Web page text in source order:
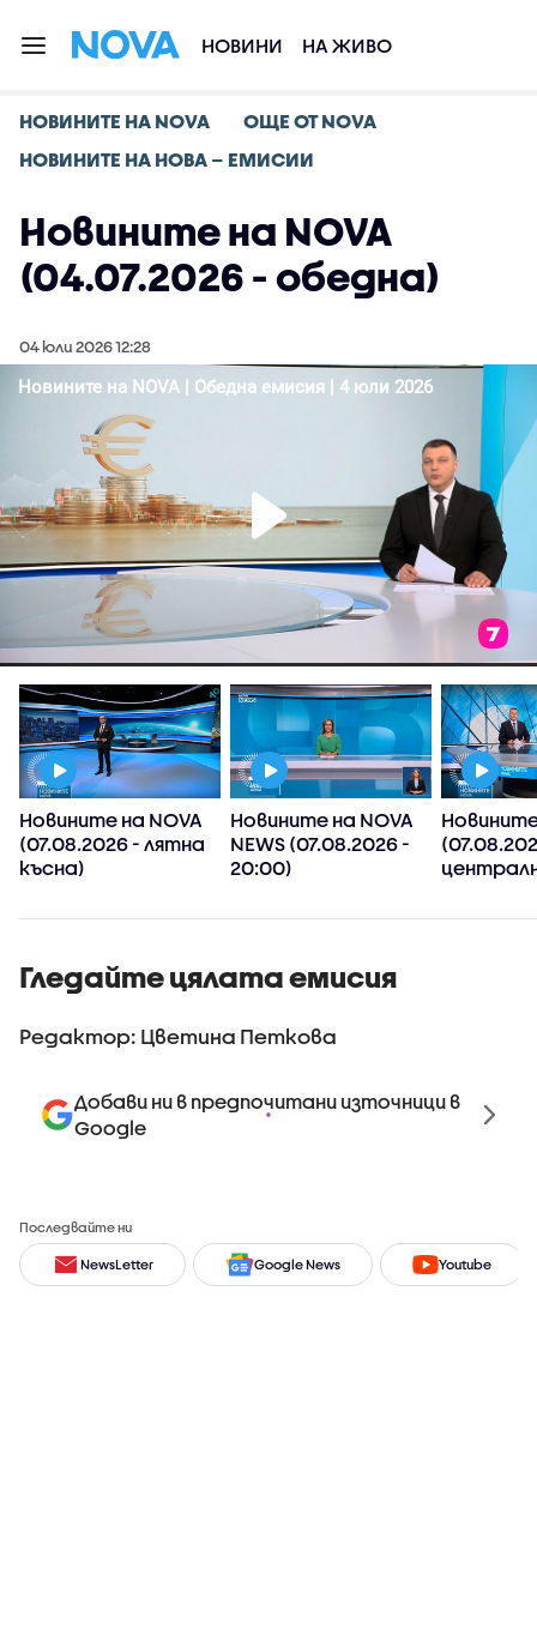
НОВИНИ НА ЖИВО
НОВИНИТЕ НА NOVA
ОЩЕ ОТ NOVA
НОВИНИТЕ НА НОВА – ЕМИСИИ
Новините на NOVA
(04.07.2026 - обедна)
04 юли 2026 12:28
Новините на NOVA
(07.08.2026 - лятна
късна)
Новините на NOVA
NEWS (07.08.2026 -
20:00)
Гледайте цялата емисия
Редактор: Цветина Петкова
Добави ни в предпочитани източници в
Google
Последвайте ни
NewsLetter Google News Youtube